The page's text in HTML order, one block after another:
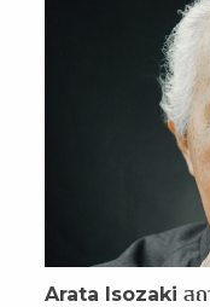
Arata Isozaki สถ